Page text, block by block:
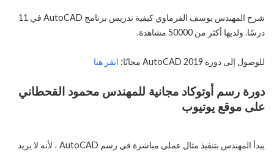
شرح المهندس يوسف الفرماوي كيفية تدريس برنامج AutoCAD في 11
درسًا. ولديها أكثر من 50000 مشاهدة.
للوصول إلى دورة AutoCAD 2019 مجانًا: انقر هنا
دورة رسم أوتوكاد مجانية للمهندس محمود القحطاني
على موقع يوتيوب
يبدأ المهندس بتنفيذ مثال عملي مباشرة في رسم AutoCAD ، لأنه لا يريد